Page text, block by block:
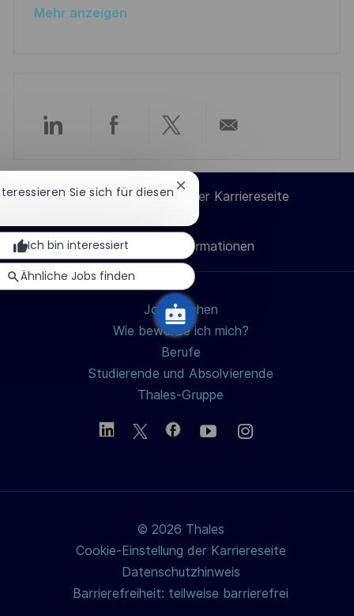
i
g
V
f
n
t
i
h
Mehr anzeigen
Über
Über
Facebook
Über
Twitter
teilen
E-
Mail
teilen
Cookie-Einstellungen der Karriereseite
Persönliche Informationen
Jobs suchen
Wie bewerbe ich mich?
Berufe
Studierende und Absolvierende
Thales-Gruppe
© 2026 Thales
Cookie-Einstellung der Karriereseite
Datenschutzhinweis
Barrierefreiheit: teilweise barrierefrei
Sie sich für diesen Chatbot-
Benachrichtigung
schließen
Ich bin interessiert
Ähnliche Jobs finden